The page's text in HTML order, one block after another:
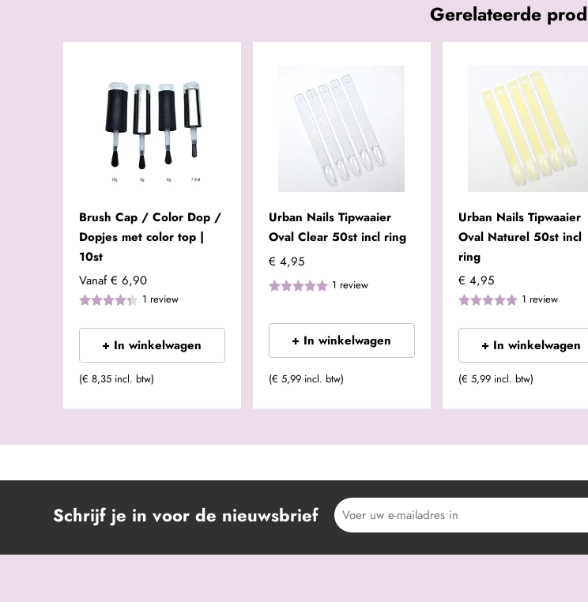
Gerelateerde
Brush Cap / Color Dop /
Dopjes met color top |
10st
Vanaf € 6,90
1 review
+ In winkelwagen
(€ 8,35 incl. btw)
Urban Nails Tipwaaier
Oval Clear 50st incl ring
€ 4,95
1 review
+ In winkelwagen
(€ 5,99 incl. btw)
Urban Nails Tipwaaier
Oval Naturel 50st incl
ring
€ 4,95
1 review
+ In winkelwagen
(€ 5,99 incl. btw)
Schrijf je in voor de nieuwsbrief